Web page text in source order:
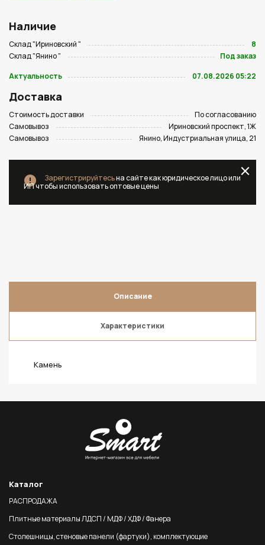
Наличие
Склад "Ириновский "
8
Склад "Янино "
Под заказ
Актуальность
07.08.2026 05:22
Доставка
Стоимость доставки
По согласованию
Самовывоз
Ириновский проспект, 1Ж
Самовывоз
Янино, Индустриальная улица, 21
Зарегистрируйтесьна сайте как юридическое лицо или
ИП чтобы использовать оптовые цены
Описание
Характеристики
Камень
Каталог
РАСПРОДАЖА
Плитные материалы ЛДСП / МДФ / ХДФ / Фанера
Столешницы, стеновые панели (фартуки), комплектующие